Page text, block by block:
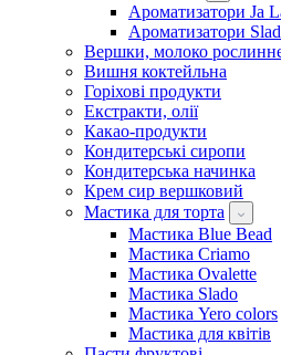
Ароматизатори Ja
Ароматизатори
Вершки, молоко
Вишня коктейльна
Горіхові продукти
Екстракти, олії
Какао-продукти
Кондитерські сиропи
Кондитерська начинка
Крем сир вершковий
Мастика для торта
Мастика Blue Bead
Мастика Criamo
Мастика Ovalette
Мастика Slado
Мастика Yero colors
Мастика для квітів